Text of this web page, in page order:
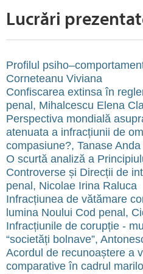
Lucrări
Profilul
Corneteanu Viviana
Confiscarea extinsa în
penal, Mihalcescu Elena
Perspectiva mondială
atenuata a infracțiunii de
compasiune?, Tanase
O scurtă analiză a
Controverse și Direcții de
penal, Nicolae Irina Raluca
Infracțiunea de vătămare
lumina Noului Cod penal,
Infracțiunile de corupție -
“societăți bolnave”,
Acordul de recunoaștere a
comparative în cadrul